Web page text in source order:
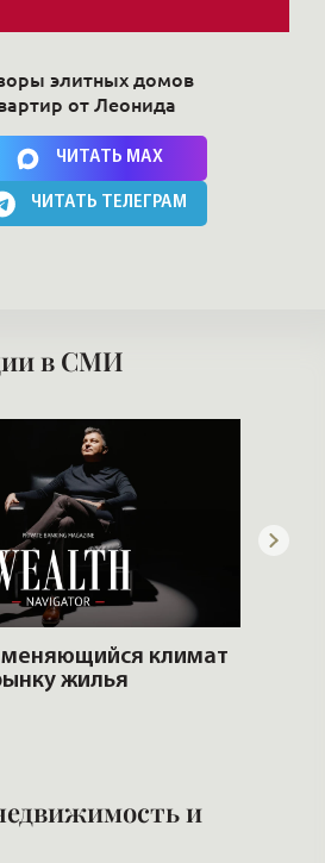
Вы соглашаетесь c политикой сайта
элитных домов
от Леонида
ЧИТАТЬ MAX
ЧИТАТЬ ТЕЛЕГРАМ
в СМИ
меняющийся климат
жилья
и